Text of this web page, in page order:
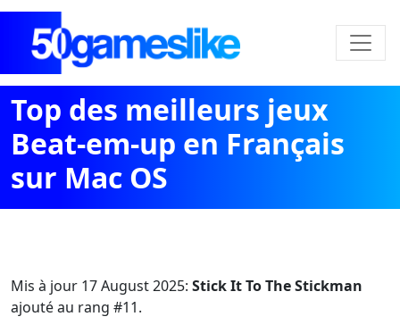
Top des meilleurs jeux
Beat-em-up en Français
sur Mac OS
Mis à jour 17 August 2025: Stick It To The Stickman
ajouté au rang #11.